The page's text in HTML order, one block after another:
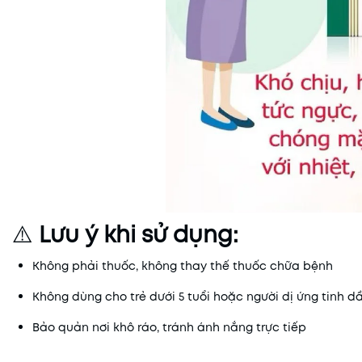
⚠️ Lưu ý khi sử dụng:
Không phải thuốc, không thay thế thuốc chữa bệnh
Không dùng cho trẻ dưới 5 tuổi hoặc người dị ứng tinh
Bảo quản nơi khô ráo, tránh ánh nắng trực tiếp